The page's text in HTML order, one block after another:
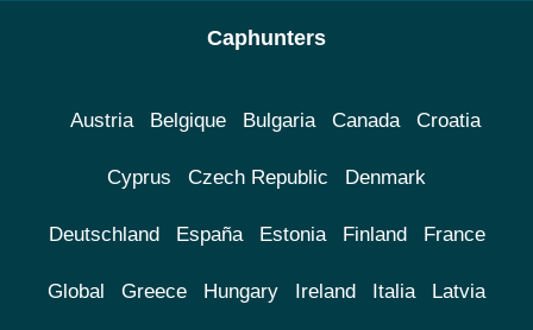
Caphunters
Austria Belgique Bulgaria Canada Croatia
Cyprus Czech Republic Denmark
Deutschland España Estonia Finland France
Global Greece Hungary Ireland Italia Latvia